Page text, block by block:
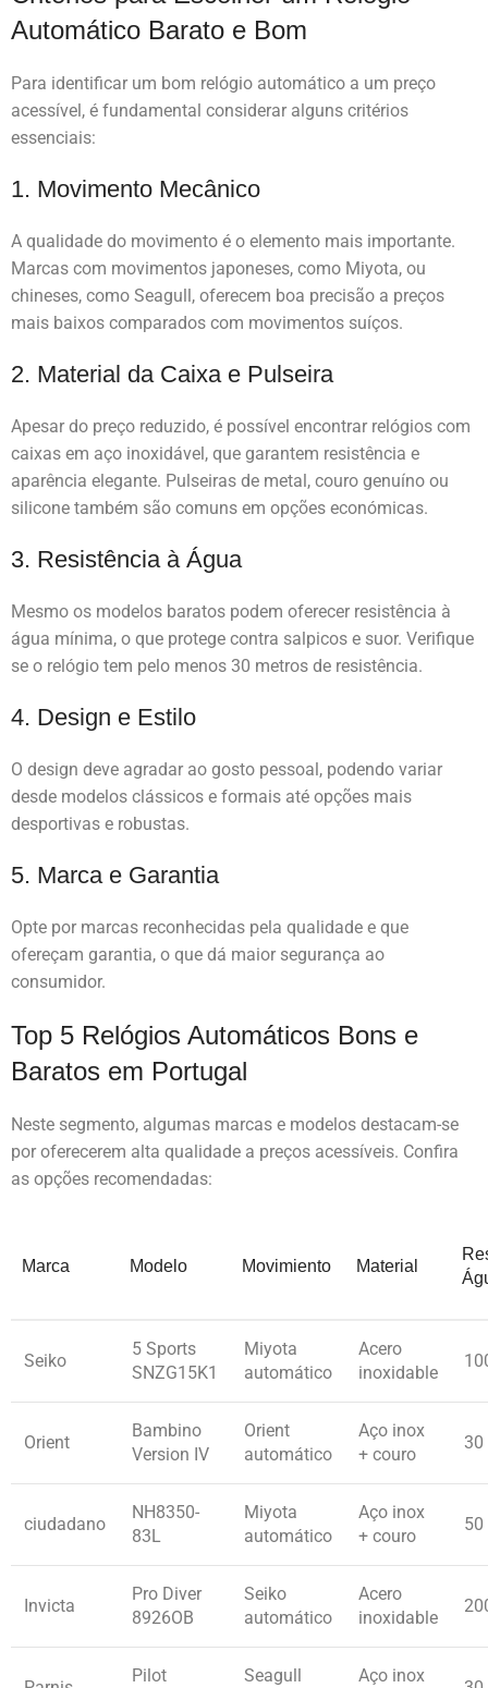
Automático Barato e Bom
Para identificar um bom relógio automático a um preço
acessível, é fundamental considerar alguns critérios
essenciais:
1. Movimento Mecânico
A qualidade do movimento é o elemento mais importante.
Marcas com movimentos japoneses, como Miyota, ou
chineses, como Seagull, oferecem boa precisão a preços
mais baixos comparados com movimentos suíços.
2. Material da Caixa e Pulseira
Apesar do preço reduzido, é possível encontrar relógios com
caixas em aço inoxidável, que garantem resistência e
aparência elegante. Pulseiras de metal, couro genuíno ou
silicone também são comuns em opções económicas.
3. Resistência à Água
Mesmo os modelos baratos podem oferecer resistência à
água mínima, o que protege contra salpicos e suor. Verifique
se o relógio tem pelo menos 30 metros de resistência.
4. Design e Estilo
O design deve agradar ao gosto pessoal, podendo variar
desde modelos clássicos e formais até opções mais
desportivas e robustas.
5. Marca e Garantia
Opte por marcas reconhecidas pela qualidade e que
ofereçam garantia, o que dá maior segurança ao
consumidor.
Top 5 Relógios Automáticos Bons e
Baratos em Portugal
Neste segmento, algumas marcas e modelos destacam-se
por oferecerem alta qualidade a preços acessíveis. Confira
as opções recomendadas:
Marca Modelo Movimiento Material
Seiko
5 Sports
SNZG15K1
Miyota
automático
Acero
inoxidable
Orient
Bambino
Version IV
Orient
automático
Aço inox
+ couro
30
ciudadano
NH8350-
83L
Miyota
automático
Aço inox
+ couro
50
Invicta
Pro Diver
8926OB
Seiko
automático
Acero
inoxidable
Pilot
Seagull
Aço inox